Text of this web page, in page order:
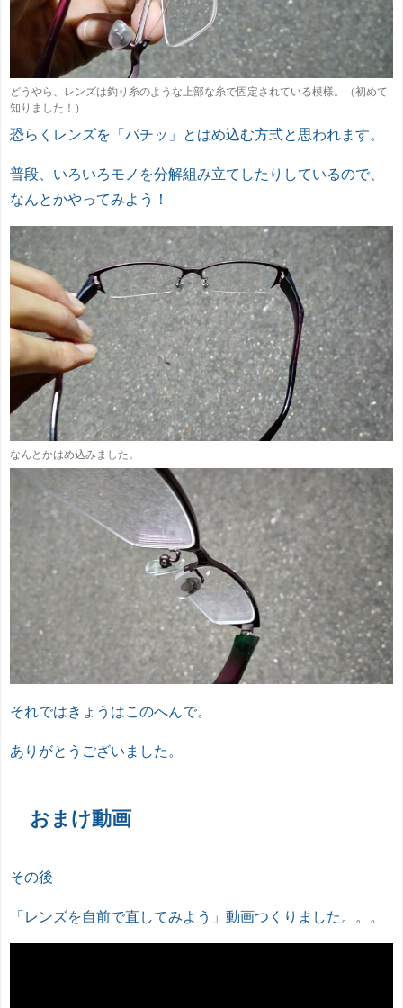
どうやら、レンズは釣り糸のような上部な糸で固定されている模様。（初めて
知りました！）
恐らくレンズを「パチッ」とはめ込む方式と思われます。
普段、いろいろモノを分解組み立てしたりしているので、
なんとかやってみよう！
なんとかはめ込みました。
それではきょうはこのへんで。
ありがとうございました。
おまけ動画
その後
「レンズを自前で直してみよう」動画つくりました。。。